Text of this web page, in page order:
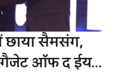
छाया सैमसंग,
ऑफ द ईयर’